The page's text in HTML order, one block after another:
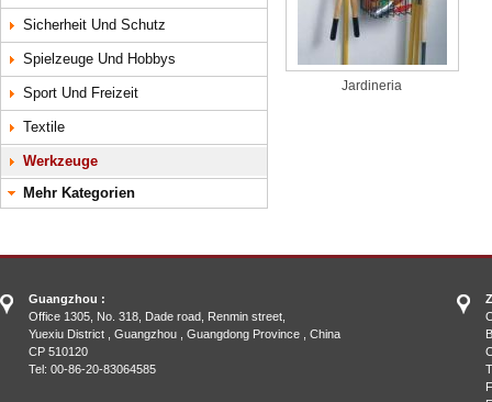
Sicherheit Und Schutz
Spielzeuge Und Hobbys
Sport Und Freizeit
Textile
Werkzeuge
Mehr Kategorien
Jardineria
Guangzhou :
Office 1305, No. 318, Dade road, Renmin street,
Yuexiu District , Guangzhou , Guangdong Province , China
CP 510120
Tel: 00-86-20-83064585